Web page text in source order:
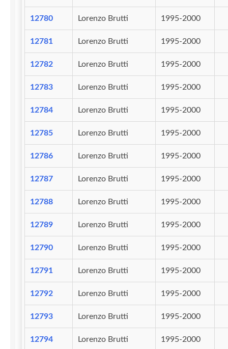
12780 Lorenzo Brutti 1995-2000
12781 Lorenzo Brutti 1995-2000
12782 Lorenzo Brutti 1995-2000
12783 Lorenzo Brutti 1995-2000
12784 Lorenzo Brutti 1995-2000
12785 Lorenzo Brutti 1995-2000
12786 Lorenzo Brutti 1995-2000
12787 Lorenzo Brutti 1995-2000
12788 Lorenzo Brutti 1995-2000
12789 Lorenzo Brutti 1995-2000
12790 Lorenzo Brutti 1995-2000
12791 Lorenzo Brutti 1995-2000
12792 Lorenzo Brutti 1995-2000
12793 Lorenzo Brutti 1995-2000
12794 Lorenzo Brutti 1995-2000